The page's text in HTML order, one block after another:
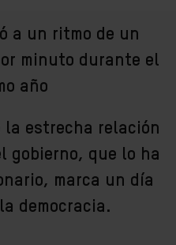
a un ritmo de un
minuto durante el
año
la estrecha relación
gobierno, que lo ha
marca un día
democracia.